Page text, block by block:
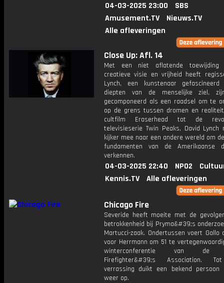
04-03-2025 23:00
SBS
Amusement.TV
Nieuws.TV
Alle afleveringen
Close Up: Afl. 14
Met een niet aflatende toewijding
creatieve visie en vrijheid heeft
Lynch, een kunstenaar
diepten van de menselijke ziel,
gecomponeerd als een raadsel om te
op de grens tussen dromen en
cultfilm Eraserhead tot de
televisieserie Twin Peaks, David Lynch
kijker mee naar een andere wereld om
fundamenten van de Amerikaanse
verkennen.
04-03-2025 22:40 NPO2
Kennis.TV
Alle afleveringen
Chicago Fire
Severide heeft moeite met de
betrokkenheid bij Pryma&#39;s
Martucci-zaak. Ondertussen voert Gallo
voor Herrmann om 51 te
winterconferentie van de
Firefighter&#39;s Association.
verrassing duikt een bekend persoon
weer op.